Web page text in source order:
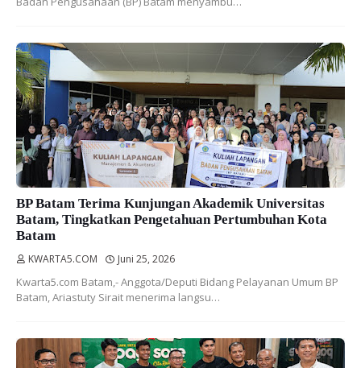
BP Batam Terima Kunjungan Akademik Universitas
Batam, Tingkatkan Pengetahuan Pertumbuhan Kota
Batam
KWARTA5.COM Juni 25, 2026
Kwarta5.com Batam,- Anggota/Deputi Bidang Pelayanan Umum BP
Batam, Ariastuty Sirait menerima langsu…